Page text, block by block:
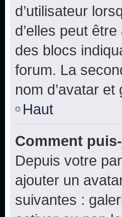
d’utilisateur
d’elles peut
des blocs
forum. La
nom d’avatar
Haut
Comment
Depuis votre
ajouter un
suivantes :